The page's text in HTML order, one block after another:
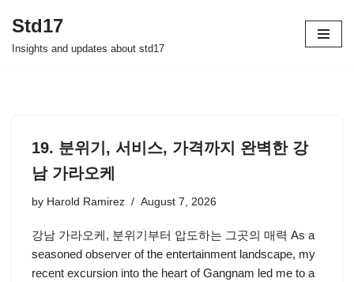
Skip
Std17
Insights and updates about std17
19. 분위기, 서비스, 가격까지 완벽한 강
남 가라오케
by Harold Ramirez August 7, 2026
강남 가라오케, 분위기부터 압도하는 그곳의 매력 As a
seasoned observer of the entertainment landscape, my
recent excursion into the heart of Gangnam led me to a